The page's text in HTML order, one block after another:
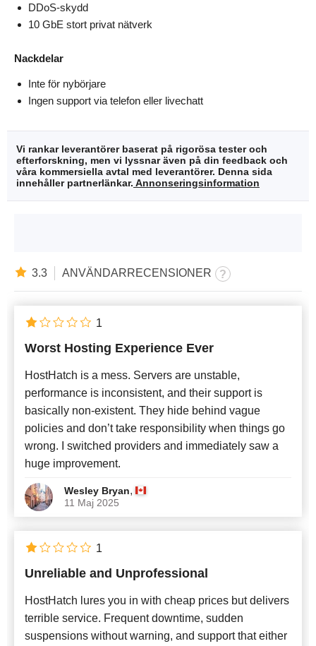
DDoS-skydd
10 GbE stort privat nätverk
Nackdelar
Inte för nybörjare
Ingen support via telefon eller livechatt
Vi rankar leverantörer baserat på rigorösa tester och
efterforskning, men vi lyssnar även på din feedback och
våra kommersiella avtal med leverantörer. Denna sida
innehåller partnerlänkar. Annonseringsinformation
3.3 ANVÄNDARRECENSIONER
Worst Hosting Experience Ever
HostHatch is a mess. Servers are unstable,
performance is inconsistent, and their support is
basically non-existent. They hide behind vague
policies and don’t take responsibility when things go
wrong. I switched providers and immediately saw a
huge improvement.
Wesley Bryan,
11 Maj 2025
1
Unreliable and Unprofessional
HostHatch lures you in with cheap prices but delivers
terrible service. Frequent downtime, sudden
suspensions without warning, and support that either
1